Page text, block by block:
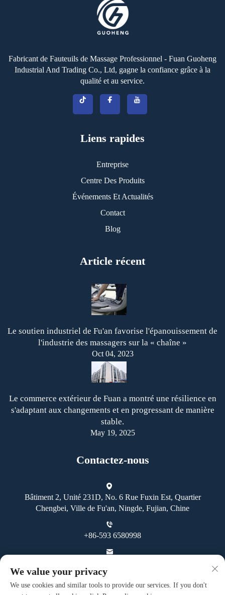
Fabricant de Fauteuils de Massage Professionnel - Fuan Guoheng
Industrial And Trading Co., Ltd, gagne la confiance grâce à la
qualité et au service.
Liens rapides
Entreprise
Centre Des Produits
Événements Et Actualités
Contact
Blog
Article récent
Le soutien industriel de Fu'an favorise l'épanouissement de
l'industrie des massagers sur la « chaîne »
Oct 04, 2023
Le commerce extérieur de Fuan a montré une résilience en
s'adaptant aux changements et en progressant de manière
stable.
May 19, 2025
Contactez-nous
Bâtiment 2, Unité 231D, No. 6 Rue Fuxin Est, Quartier
Chengbei, Ville de Fu'an, Ningde, Fujian, Chine
+86-593 6580998
We value your privacy
We use cookies and similar tools to provide our services. If you don't